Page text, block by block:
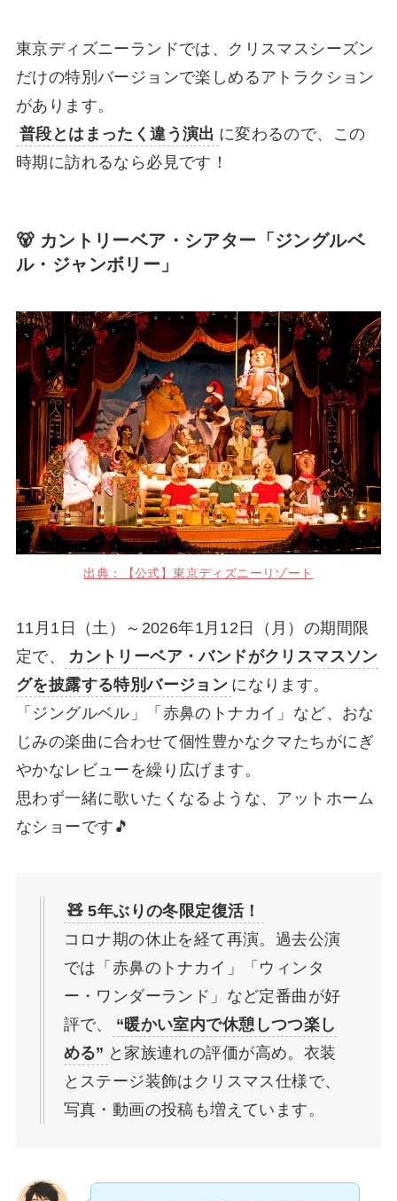
東京ディズニーランドでは、クリスマスシーズン
だけの特別バージョンで楽しめるアトラクション
があります。
普段とはまったく違う演出 に変わるので、この
時期に訪れるなら必見です！
🐻 カントリーベア・シアター「ジングルベ
ル・ジャンボリー」
出典：【公式】東京ディズニーリゾート
11月1日（土）～2026年1月12日（月）の期間限
定で、
カントリーベア・バンドがクリスマスソン
グを披露する特別バージョン になります。
「ジングルベル」「赤鼻のトナカイ」など、おな
じみの楽曲に合わせて個性豊かなクマたちがにぎ
やかなレビューを繰り広げます。
思わず一緒に歌いたくなるような、アットホーム
なショーです🎵
🧸 5年ぶりの冬限定復活！
コロナ期の休止を経て再演。過去公演
では「赤鼻のトナカイ」「ウィンタ
ー・ワンダーランド」など定番曲が好
評で、
“暖かい室内で休憩しつつ楽し
める” と家族連れの評価が高め。衣装
とステージ装飾はクリスマス仕様で、
写真・動画の投稿も増えています。